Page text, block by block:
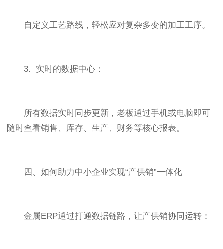
自定义工艺路线，轻松应对复杂多变的加工工序。
3. 实时的数据中心：
所有数据实时同步更新，老板通过手机或电脑即可
随时查看销售、库存、生产、财务等核心报表。
四、如何助力中小企业实现“产供销”一体化
金属ERP通过打通数据链路，让产供销协同运转：